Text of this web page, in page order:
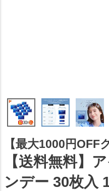
【最大1000円
【送料無料】
ンデー 30枚入